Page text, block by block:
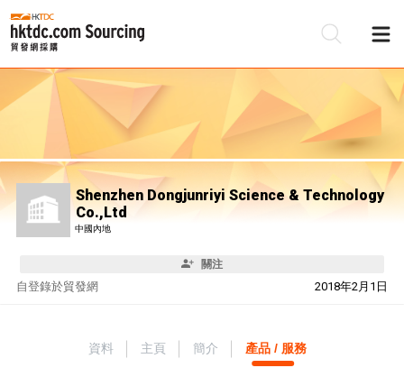
Shenzhen Dongjunriyi Science & Technology
Co.,Ltd
中國內地
關注
自 2018年2月1日
登錄於貿發網
資料 主頁 簡介 產品 / 服務